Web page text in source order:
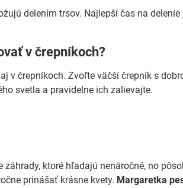
delením trsov. Najlepší čas na
v črepníkoch?
v črepníkoch. Zvoľte väčší črepník s
svetla a pravidelne ich zalievajte.
ktoré hľadajú nenáročné, no
prinášať krásne kvety. Margaretka